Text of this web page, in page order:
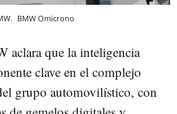
BMW Omicrono
aclara que la inteligencia
clave en el complejo
grupo automovilístico, con